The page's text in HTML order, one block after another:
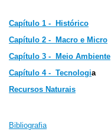
Capítulo 1 - Histórico
Capítulo 2 -
Macro e Micro
Capítulo 3 -
Meio Ambiente
Capítulo 4 - Tecnologia
Recursos Naturais
Bibliografia